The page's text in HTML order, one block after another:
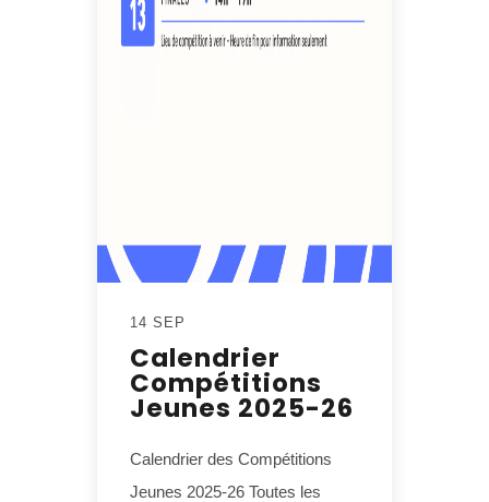
14 SEP
Calendrier
Compétitions
Jeunes 2025-26
Calendrier des Compétitions
Jeunes 2025-26 Toutes les